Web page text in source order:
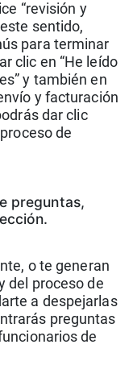
“revisión y
sentido,
para terminar
clic en “He leído
y también en
y facturación
dar clic
de
preguntas,
o te generan
del proceso de
a despejarlas
preguntas
de